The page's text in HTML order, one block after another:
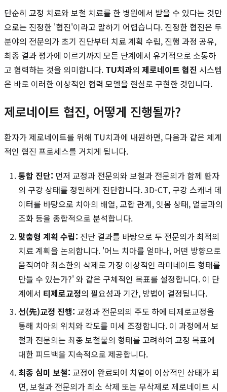
단순히 교정 치료와 보철 치료를 한 병원에서 받을 수 있다는 것만
으로는 진정한 '협진'이라고 말하기 어렵습니다. 진정한 협진은 두
분야의 전문의가 초기 진단부터 치료 계획 수립, 진행 과정 공유,
최종 결과 평가에 이르기까지 모든 단계에서 유기적으로 소통하
고 협력하는 것을 의미합니다. TU치과의 제로네이트 협진 시스템
은 바로 이러한 이상적인 협력 모델을 현실로 구현한 것입니다.
제로네이트 협진, 어떻게 진행될까?
환자가 제로네이트를 위해 TU치과에 내원하면, 다음과 같은 체계
적인 협진 프로세스를 거치게 됩니다.
통합 진단: 먼저 교정과 전문의와 보철과 전문의가 함께 환자
의 구강 상태를 정밀하게 진단합니다. 3D-CT, 구강 스캐너 데
이터를 바탕으로 치아의 배열, 교합 관계, 잇몸 상태, 얼굴과의
조화 등을 종합적으로 분석합니다.
맞춤형 계획 수립: 진단 결과를 바탕으로 두 전문의가 최적의
치료 계획을 논의합니다. '어느 치아를 얼마나, 어떤 방향으로
움직여야 최소한의 삭제로 가장 이상적인 라미네이트 형태를
만들 수 있는가?' 와 같은 구체적인 목표를 설정합니다. 이 단
계에서 티제로교정의 필요성과 기간, 방법이 결정됩니다.
선(先)교정 진행: 교정과 전문의의 주도 하에 티제로교정을
통해 치아의 위치와 각도를 미세 조정합니다. 이 과정에서 보
철과 전문의는 최종 보철물의 형태를 고려하여 교정 목표에
대한 피드백을 지속적으로 제공합니다.
최종 심미 보철: 교정이 완료되어 치열이 이상적인 상태가 되
면, 보철과 전문의가 최소 삭제 또는 무삭제로 제로네이트 시